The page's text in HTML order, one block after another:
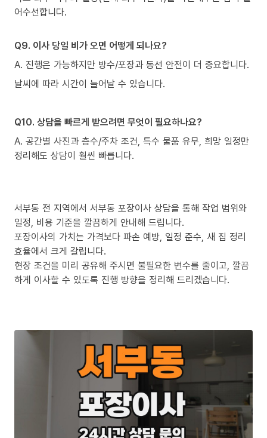
어수선합니다.
Q9. 이사 당일 비가 오면 어떻게 되나요?
A. 진행은 가능하지만 방수/포장과 동선 안전이 더 중요합니다.
날씨에 따라 시간이 늘어날 수 있습니다.
Q10. 상담을 빠르게 받으려면 무엇이 필요하나요?
A. 공간별 사진과 층수/주차 조건, 특수 물품 유무, 희망 일정만
정리해도 상담이 훨씬 빠릅니다.
서부동 전 지역에서 서부동 포장이사 상담을 통해 작업 범위와
일정, 비용 기준을 깔끔하게 안내해 드립니다.
포장이사의 가치는 가격보다 파손 예방, 일정 준수, 새 집 정리
효율에서 크게 갈립니다.
현장 조건을 미리 공유해 주시면 불필요한 변수를 줄이고, 깔끔
하게 이사할 수 있도록 진행 방향을 정리해 드리겠습니다.